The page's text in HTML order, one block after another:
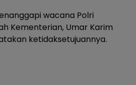
wacana Polri
Kementerian, Umar Karim
ketidaksetujuannya.